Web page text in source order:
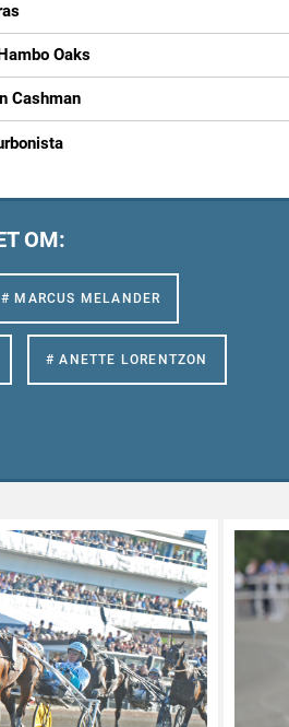
Oaks
Cashman
OM:
# MARCUS MELANDER
# ANETTE LORENTZON